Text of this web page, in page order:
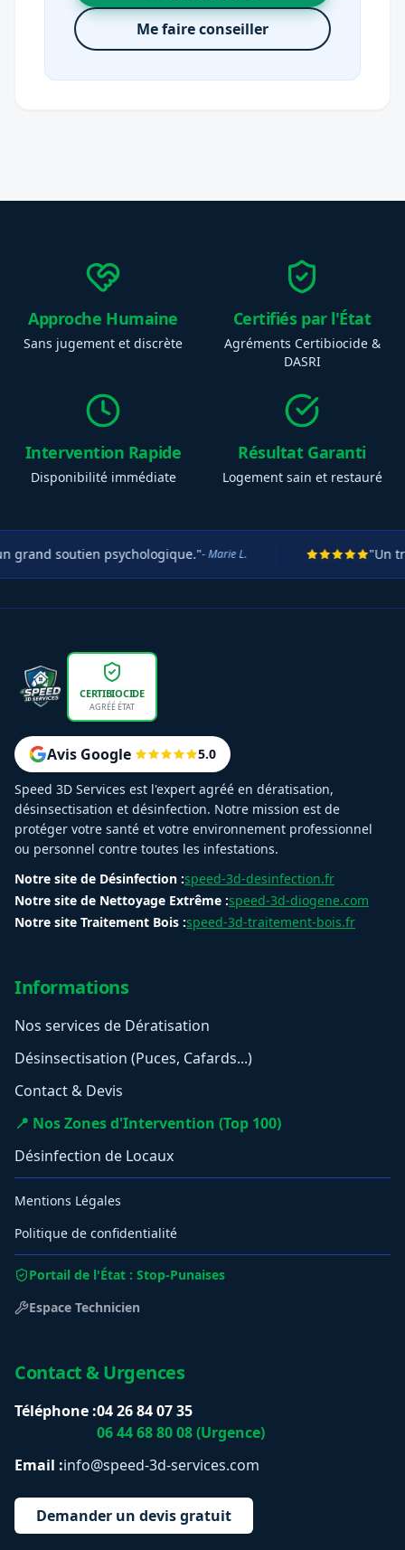
Me faire conseiller
Approche Humaine
Sans jugement et discrète
Certifiés par l'État
Agréments Certibiocide &
DASRI
Intervention Rapide
Disponibilité immédiate
Résultat Garanti
Logement sain et restauré
psychologique."- Marie L. "Un travail
CERTIBIOCIDE
AGRÉÉ ÉTAT
Avis Google 5.0
Speed 3D Services est l'expert agréé en dératisation,
désinsectisation et désinfection. Notre mission est de
protéger votre santé et votre environnement professionnel
ou personnel contre toutes les infestations.
Notre site de Désinfection :speed-3d-desinfection.fr
Notre site de Nettoyage Extrême :speed-3d-diogene.com
Notre site Traitement Bois :speed-3d-traitement-bois.fr
Informations
Nos services de Dératisation
Désinsectisation (Puces, Cafards...)
Contact & Devis
📍 Nos Zones d'Intervention (Top 100)
Désinfection de Locaux
Mentions Légales
Politique de confidentialité
Portail de l'État : Stop-Punaises
Espace Technicien
Contact & Urgences
Téléphone :04 26 84 07 35
06 44 68 80 08 (Urgence)
Email :info@speed-3d-services.com
Demander un devis gratuit